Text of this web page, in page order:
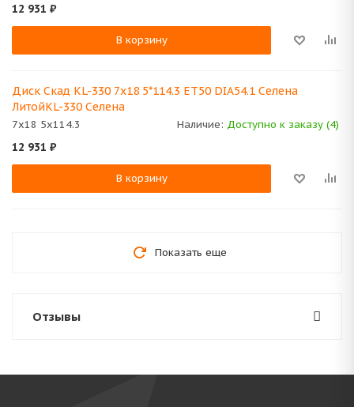
12 931 ₽
В корзину
Диск Скад KL-330 7x18 5*114.3 ET50 DIA54.1 Селена
ЛитойKL-330 Селена
7x18 5x114.3 Наличие: Доступно к заказу (4)
12 931 ₽
В корзину
Показать еще
Отзывы